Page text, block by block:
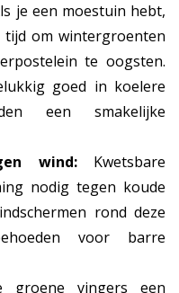
je een moestuin hebt,
tijd om wintergroenten
te oogsten.
goed in koelere
een smakelijke
wind:Kwetsbare
nodig tegen koude
rond deze
voor barre
groene vingers een